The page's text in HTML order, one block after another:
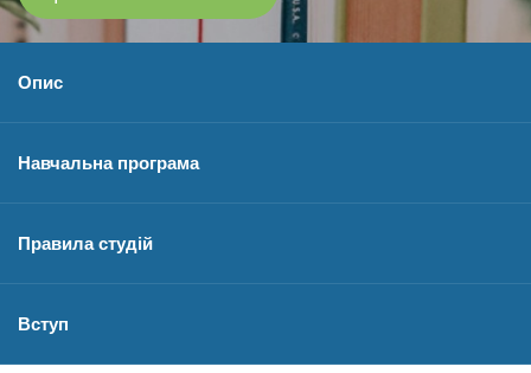
Опис
Навчальна програма
Правила студій
Вступ